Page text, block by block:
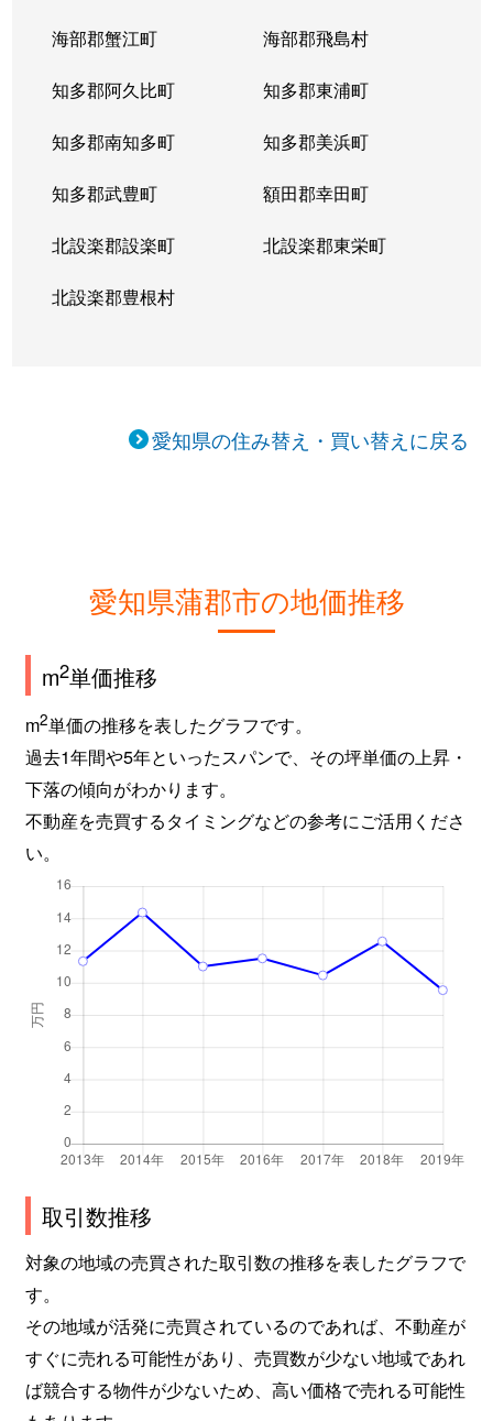
海部郡蟹江町 海部郡飛島村
知多郡阿久比町 知多郡東浦町
知多郡南知多町 知多郡美浜町
知多郡武豊町 額田郡幸田町
北設楽郡設楽町 北設楽郡東栄町
北設楽郡豊根村
愛知県の住み替え・買い替えに戻る
愛知県蒲郡市の地価推移
m2単価推移
m2単価の推移を表したグラフです。
過去1年間や5年といったスパンで、その坪単価の上昇・
下落の傾向がわかります。
不動産を売買するタイミングなどの参考にご活用くださ
い。
取引数推移
対象の地域の売買された取引数の推移を表したグラフで
す。
その地域が活発に売買されているのであれば、不動産が
すぐに売れる可能性があり、売買数が少ない地域であれ
ば競合する物件が少ないため、高い価格で売れる可能性